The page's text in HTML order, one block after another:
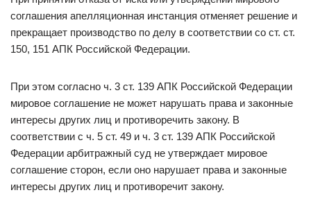
соглашения апелляционная инстанция отменяет решение и
прекращает производство по делу в соответствии со ст. ст.
150, 151 АПК Российской Федерации.
При этом согласно ч. 3 ст. 139 АПК Российской Федерации
мировое соглашение не может нарушать права и законные
интересы других лиц и противоречить закону. В
соответствии с ч. 5 ст. 49 и ч. 3 ст. 139 АПК Российской
Федерации арбитражный суд не утверждает мировое
соглашение сторон, если оно нарушает права и законные
интересы других лиц и противоречит закону.